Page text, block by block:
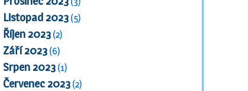
Listopad 2023 (5)
Říjen 2023 (2)
Září 2023 (6)
Srpen 2023 (1)
Červenec 2023 (2)